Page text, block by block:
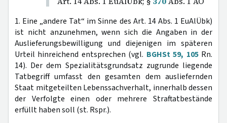
1. Eine „andere Tat“ im Sinne des Art. 14 Abs. 1 EuAlÜbk)
ist nicht anzunehmen, wenn sich die Angaben in der
Auslieferungsbewilligung und diejenigen im späteren
Urteil hinreichend entsprechen (vgl. BGHSt 59, 105Rn.
14). Der dem Spezialitätsgrundsatz zugrunde liegende
Tatbegriff umfasst den gesamten dem ausliefernden
Staat mitgeteilten Lebenssachverhalt, innerhalb dessen
der Verfolgte einen oder mehrere Straftatbestände
erfüllt haben soll (st. Rspr.).